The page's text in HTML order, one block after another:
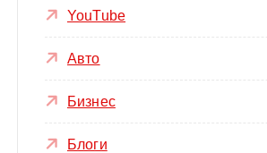
YouTube
Авто
Бизнес
Блоги